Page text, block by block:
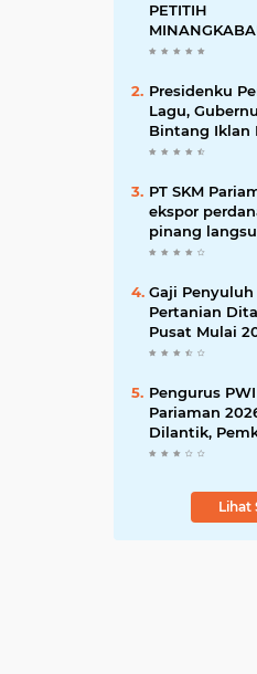
PETITIH
ELOK
Presidenku
Lagu,
Bintang Iklan
Gigi
PT SKM
ekspor
pinang
India
Gaji Penyuluh
Pertanian
Pusat Mulai
Pengurus PWI
Pariaman
Dilantik,
Tekankan
Lihat